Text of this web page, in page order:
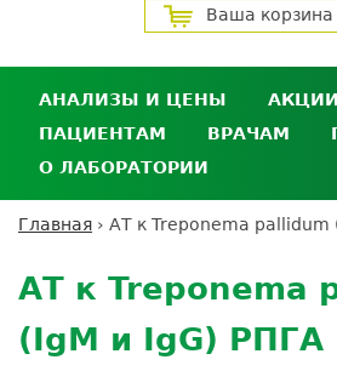
Ваша корзина
АНАЛИЗЫ И ЦЕНЫ
Анализы и цены
Где сдать анализы
Выезд на дом
Расшифровка анализов
АКЦИИ
ПАЦИЕНТАМ
Личный кабинет
Дисконтная программа
Обратная связь
Усиление
безопасности пациентов
ВРАЧАМ
О ЛАБОРАТОРИИ
Вакансии
Документы
здесь
Главная › АТ к Treponema pallidum
to
top
АТ к Treponema
(IgМ и IgG) РПГА